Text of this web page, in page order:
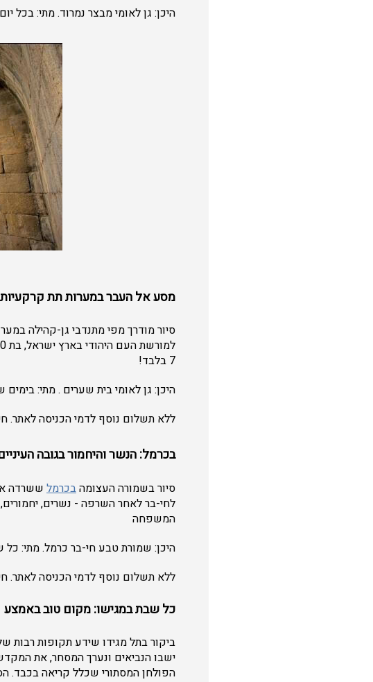
היכן: גן לאומי מבצר נמרוד. מתי: בכל
מסע אל העבר במערות תת קרקעיות
סיור מודרך מפי מתנדבי גן-קהילה
7 בלבד!
היכן: גן לאומי בית שערים . מתי: בימים שישי ושבת בשעה
ללא תשלום נוסף לדמי הכניסה לאתר.
בכרמל: הנשר והיחמור בגובה
סיור בשמורה העצומהבכרמל ששרדה
לחי-בר לאחר השרפה - נשרים,
המשפחה
היכן: שמורת טבע חי-בר כרמל. מתי: כל שבת בשעות
ללא תשלום נוסף לדמי הכניסה לאתר.
כל שבת במגישו: מקום טוב באמצע
ביקור בתל מגידו שידע תקופות רבות
ישבו הנביאים ונערך המסחר, את
הפולחן המסתורי שכלל קריאה בכבד.